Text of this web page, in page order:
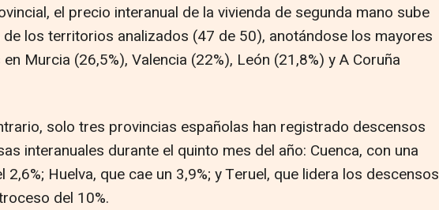
el precio interanual de la vivienda de segunda mano sube
de los territorios analizados (47 de 50), anotándose los mayores
Murcia (26,5%), Valencia (22%), León (21,8%) y A Coruña
solo tres provincias españolas han registrado descensos
interanuales durante el quinto mes del año: Cuenca, con una
2,6%; Huelva, que cae un 3,9%; y Teruel, que lidera los descensos
del 10%.